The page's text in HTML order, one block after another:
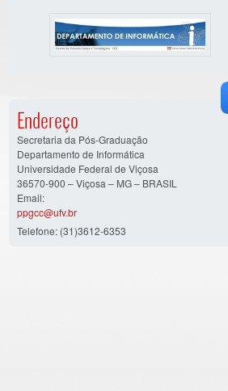
Endereço
Secretaria da Pós-Graduação
Departamento de Informática
Universidade Federal de Viçosa
36570-900 – Viçosa – MG – BRASIL
Email:
ppgcc@ufv.br
Telefone: (31)3612-6353